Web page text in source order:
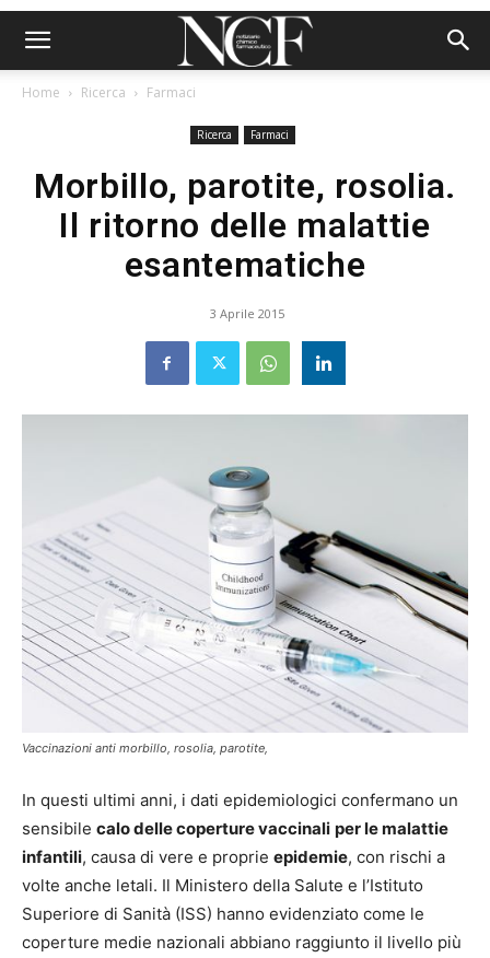
Home Ricerca Farmaci
Ricerca Farmaci
Morbillo, parotite, rosolia.
Il ritorno delle malattie
esantematiche
3 Aprile 2015
Vaccinazioni anti morbillo, rosolia, parotite,
In questi ultimi anni, i dati epidemiologici confermano un
sensibile calo delle coperture vaccinali per le malattie
infantili, causa di vere e proprie epidemie, con rischi a
volte anche letali. Il Ministero della Salute e l’Istituto
Superiore di Sanità (ISS) hanno evidenziato come le
coperture medie nazionali abbiano raggiunto il livello più